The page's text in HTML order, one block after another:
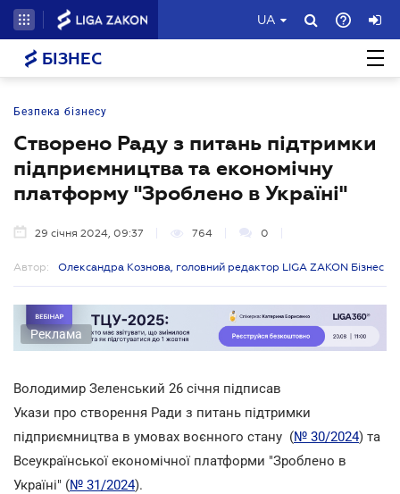
UA
БІЗНЕС
Безпека бізнесу
Створено Раду з питань підтримки
підприємництва та економічну
платформу "Зроблено в Україні"
29 січня 2024, 09:37 764 0
Автор: Олександра Кознова, головний редактор LIGA ZAKON Бізнес
Реклама
Володимир Зеленський 26 січня підписав
Укази про створення Ради з питань підтримки
підприємництва в умовах воєнного стану (№ 30/2024) та
Всеукраїнської економічної платформи "Зроблено в
Україні" (№ 31/2024).